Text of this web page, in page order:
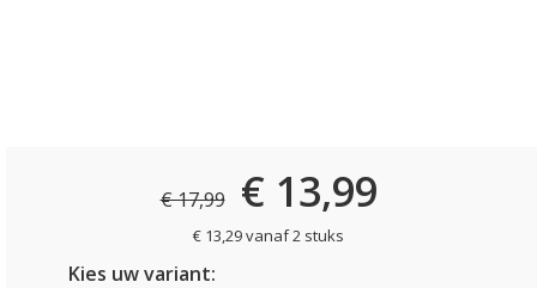
€ 17,99 € 13,99
€ 13,29 vanaf 2 stuks
Kies uw variant: